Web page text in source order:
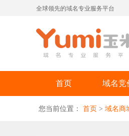
全球领先的域名专业服务平台
首页 域名竞
您当前位置： 首页 > 域名商